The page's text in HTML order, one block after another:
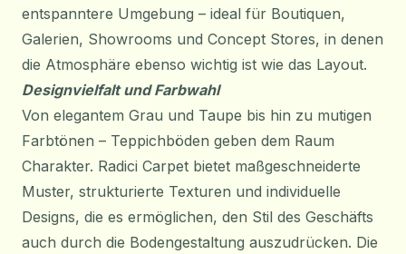
entspanntere Umgebung – ideal für Boutiquen,
Galerien, Showrooms und Concept Stores, in denen
die Atmosphäre ebenso wichtig ist wie das Layout.
Designvielfalt und Farbwahl
Von elegantem Grau und Taupe bis hin zu mutigen
Farbtönen – Teppichböden geben dem Raum
Charakter. Radici Carpet bietet maßgeschneiderte
Muster, strukturierte Texturen und individuelle
Designs, die es ermöglichen, den Stil des Geschäfts
auch durch die Bodengestaltung auszudrücken. Die